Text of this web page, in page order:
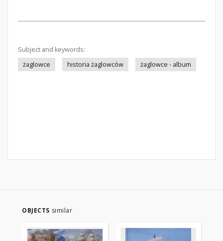
Subject and keywords:
żaglowce
historia żaglowców żaglowce - album
OBJECTS similar